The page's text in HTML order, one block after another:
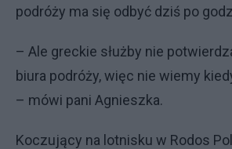
podróży ma się odbyć dziś po
– Ale greckie służby nie
biura podróży, więc nie wiemy
– mówi pani Agnieszka.
Koczujący na lotnisku w Rodos